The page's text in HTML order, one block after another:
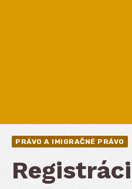
PRÁVO A IMIGRAČNÉ PRÁVO